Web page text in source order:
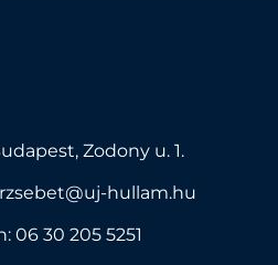
Zodony u. 1.
hullam.hu
06 30 205 5251